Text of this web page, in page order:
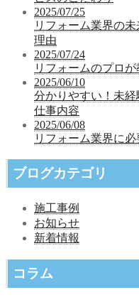
2025/07/25
リフォーム業界の
理由
2025/07/24
リフォームのプロ
2025/06/10
分かりやすい！未
仕事内容
2025/06/08
リフォーム業界に
ブログカテゴリ
施工事例
お知らせ
新着情報
コラム